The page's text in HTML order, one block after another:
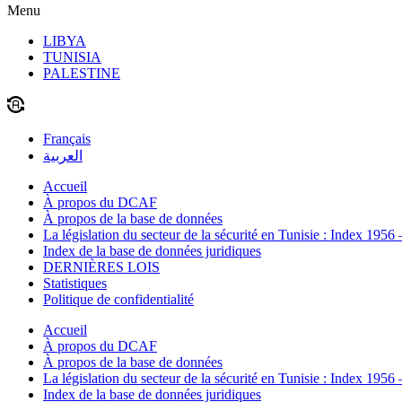
Menu
LIBYA
TUNISIA
PALESTINE
Français
العربية
Accueil
À propos du DCAF
À propos de la base de données
La législation du secteur de la sécurité en Tunisie : Index 1956
Index de la base de données juridiques
DERNIÈRES LOIS
Statistiques
Politique de confidentialité
Accueil
À propos du DCAF
À propos de la base de données
La législation du secteur de la sécurité en Tunisie : Index 1956
Index de la base de données juridiques